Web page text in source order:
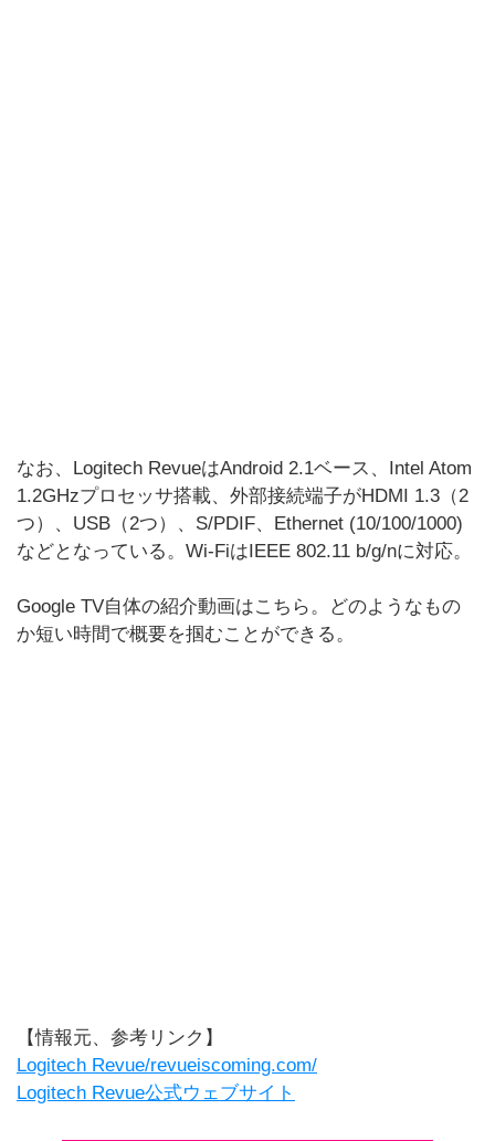
なお、Logitech RevueはAndroid 2.1ベース、Intel Atom
1.2GHzプロセッサ搭載、外部接続端子がHDMI 1.3（2
つ）、USB（2つ）、S/PDIF、Ethernet (10/100/1000)
などとなっている。Wi-FiはIEEE 802.11 b/g/nに対応。
Google TV自体の紹介動画はこちら。どのようなもの
か短い時間で概要を掴むことができる。
【情報元、参考リンク】
Logitech Revue/revueiscoming.com/
Logitech Revue公式ウェブサイト